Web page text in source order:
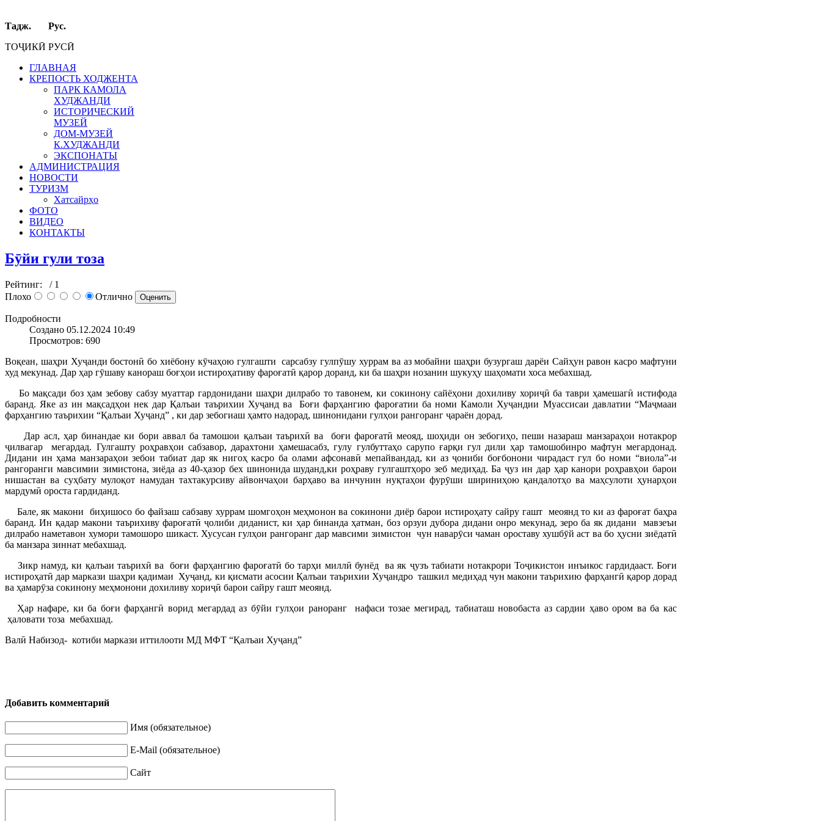
Тадж. Рус.
ТОҶИКӢ РУСӢ
ГЛАВНАЯ
КРЕПОСТЬ ХОДЖЕНТА
ПАРК КАМОЛА
ХУДЖАНДИ
ИСТОРИЧЕСКИЙ
МУЗЕЙ
ДОМ-МУЗЕЙ
К.ХУДЖАНДИ
ЭКСПОНАТЫ
АДМИНИСТРАЦИЯ
НОВОСТИ
ТУРИЗМ
Хатсайрҳо
ФОТО
ВИДЕО
КОНТАКТЫ
Бӯйи гули тоза
Рейтинг:
/ 1
Плохо
Отлично
Подробности
Создано 05.12.2024 10:49
Просмотров: 690
Воқеан, шаҳри Хуҷанди бостонӣ бо хиёбону кӯчаҳою гулгашти сарсабзу гулпӯшу хуррам ва аз мобайни шаҳри бузургаш дарёи Сайҳун равон касро мафтуни
худ мекунад. Дар ҳар гӯшаву канораш боғҳои истироҳативу фароғатӣ қарор доранд, ки ба шаҳри нозанин шукуҳу шаҳомати хоса мебахшад.
Бо мақсади боз ҳам зебову сабзу муаттар гардонидани шаҳри дилрабо то тавонем, ки сокинону сайёҳони дохиливу хориҷӣ ба таври ҳамешагӣ истифода
баранд. Яке аз ин мақсадҳои нек дар Қалъаи таърихии Хуҷанд ва Боғи фарҳангию фароғатии ба номи Камоли Хуҷандии Муассисаи давлатии “Маҷмааи
фарҳангию таърихии “Қалъаи Хуҷанд” , ки дар зебогиаш ҳамто надорад, шинонидани гулҳои рангоранг ҷараён дорад.
Дар асл, ҳар бинандае ки бори аввал ба тамошои қалъаи таърихӣ ва боғи фароғатӣ меояд, шоҳиди он зебогиҳо, пеши назараш манзараҳои нотакрор
ҷилвагар мегардад. Гулгашту роҳравҳои сабзавор, дарахтони ҳамешасабз, гулу гулбуттаҳо сарупо ғарқи гул дили ҳар тамошобинро мафтун мегардонад.
Дидани ин ҳама манзараҳои зебои табиат дар як нигоҳ касро ба олами афсонавӣ мепайвандад, ки аз ҷониби боғбонони чирадаст гул бо номи “виола”-и
рангоранги мавсимии зимистона, зиёда аз 40-ҳазор бех шинонида шуданд,ки роҳраву гулгаштҳоро зеб медиҳад. Ба ҷуз ин дар ҳар канори роҳравҳои барои
нишастан ва суҳбату мулоқот намудан тахтакурсиву айвончаҳои барҳаво ва инчунин нуқтаҳои фурӯши шириниҳою қандалотҳо ва маҳсулоти ҳунарҳои
мардумӣ ороста гардиданд.
Бале, як макони биҳишосо бо файзаш сабзаву хуррам шомгоҳон меҳмонон ва сокинони диёр барои истироҳату сайру гашт меоянд то ки аз фароғат баҳра
баранд. Ин қадар макони таърихиву фароғатӣ ҷолиби диданист, ки ҳар бинанда ҳатман, боз орзуи дубора дидани онро мекунад, зеро ба як дидани мавзеъи
дилрабо наметавон хумори тамошоро шикаст. Хусусан гулҳои рангоранг дар мавсими зимистон чун наварӯси чаман ороставу хушбӯй аст ва бо ҳусни зиёдатӣ
ба манзара зиннат мебахшад.
Зикр намуд, ки қалъаи таърихӣ ва боғи фарҳангию фароғатӣ бо тарҳи миллӣ бунёд ва як ҷузъ табиати нотакрори Тоҷикистон инъикос гардидааст. Боғи
истироҳатӣ дар маркази шаҳри қадимаи Хуҷанд, ки қисмати асосии Қалъаи таърихии Хуҷандро ташкил медиҳад чун макони таърихию фарҳангӣ қарор дорад
ва ҳамарӯза сокинону меҳмонони дохиливу хориҷӣ барои сайру гашт меоянд.
Ҳар нафаре, ки ба боғи фарҳангӣ ворид мегардад аз бӯйи гулҳои раноранг нафаси тозае мегирад, табиаташ новобаста аз сардии ҳаво ором ва ба кас
ҳаловати тоза мебахшад.
Валӣ Набизод- котиби маркази иттилооти МД МФТ “Қалъаи Хуҷанд”
Добавить комментарий
Имя (обязательное)
E-Mail (обязательное)
Сайт